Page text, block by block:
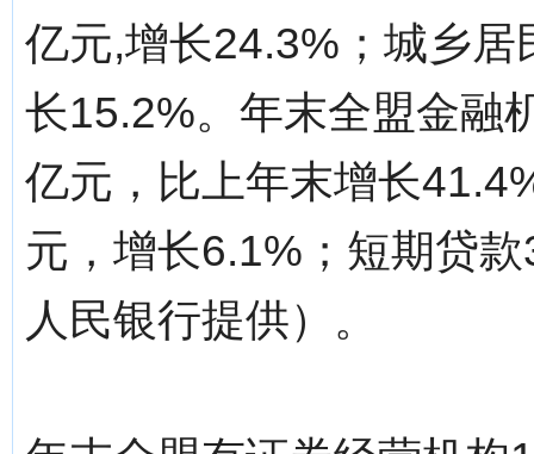
亿元,增长24.3%；城乡
长15.2%。年末全盟金融
亿元，比上年末增长
元，增长6.1%；短期贷
人民银行提供）。